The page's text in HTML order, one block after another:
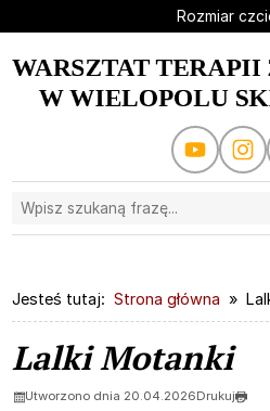
Przejdź do głównej treści
Rozmiar
Kanał
Jesteś tutaj: Strona główna
Lalki Motanki
Utworzono dnia 20.04.2026Drukuj